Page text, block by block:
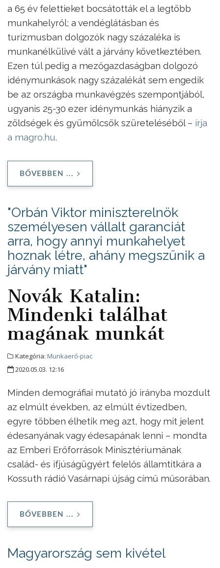
a 65 év felettieket bocsátották el a legtöbb
munkahelyről; a vendéglátásban és
turizmusban dolgozók nagy százaléka is
munkanélkülivé vált a járvány következtében.
Ezen túl pedig a mezőgazdaságban dolgozó
idénymunkások nagy százalékát sem engedik
be az országba munkavégzés szempontjából,
ugyanis 25-30 ezer idénymunkás hiányzik a
zöldségek és gyümölcsök szüreteléséből – írja
a magro.hu.
BŐVEBBEN ...
"Orbán Viktor miniszterelnök
személyesen vállalt garanciát
arra, hogy annyi munkahelyet
hoznak létre, ahány megszűnik a
járvány miatt"
Novák Katalin:
Mindenki találhat
magának munkát
Kategória: Munkaerő-piac
2020.05.03. 12:16
Minden demográfiai mutató jó irányba mozdult
az elmúlt években, az elmúlt évtizedben,
egyre többen élhetik meg azt, hogy mit jelent
édesanyának vagy édesapának lenni – mondta
az Emberi Erőforrások Minisztériumának
család- és ifjúságügyért felelős államtitkára a
Kossuth rádió Vasárnapi újság című műsorában.
BŐVEBBEN ...
Magyarország sem kivétel